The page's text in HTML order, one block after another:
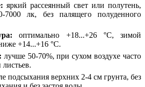
яркий рассеянный свет или полутень,
7000 лк, без палящего полуденного
оптимально +18...+26 °C, зимой
+14...+16 °C.
лучше 50-70%, при сухом воздухе часто
подсыхания верхних 2-4 см грунта, без